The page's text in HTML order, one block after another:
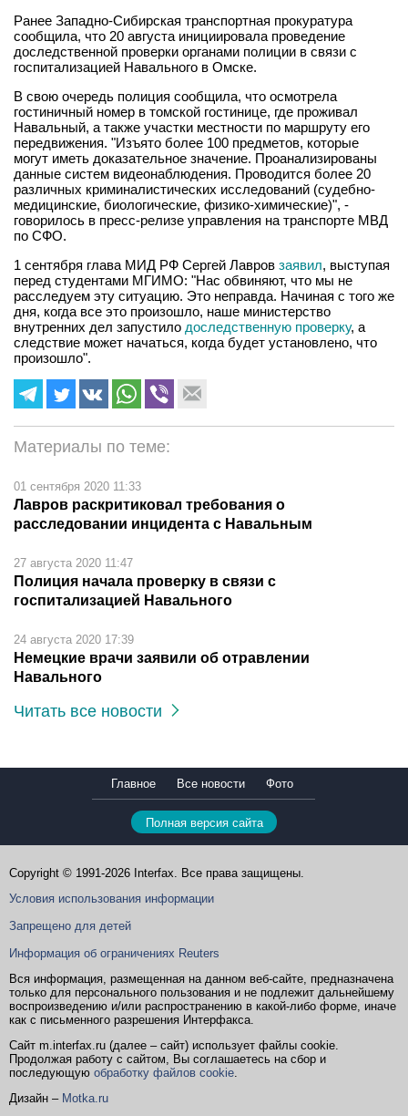
Ранее Западно-Сибирская транспортная прокуратура
сообщила, что 20 августа инициировала проведение
доследственной проверки органами полиции в связи с
госпитализацией Навального в Омске.
В свою очередь полиция сообщила, что осмотрела
гостиничный номер в томской гостинице, где проживал
Навальный, а также участки местности по маршруту его
передвижения. "Изъято более 100 предметов, которые
могут иметь доказательное значение. Проанализированы
данные систем видеонаблюдения. Проводится более 20
различных криминалистических исследований (судебно-
медицинские, биологические, физико-химические)", -
говорилось в пресс-релизе управления на транспорте МВД
по СФО.
1 сентября глава МИД РФ Сергей Лавров заявил, выступая
перед студентами МГИМО: "Нас обвиняют, что мы не
расследуем эту ситуацию. Это неправда. Начиная с того же
дня, когда все это произошло, наше министерство
внутренних дел запустило доследственную проверку, а
следствие может начаться, когда будет установлено, что
произошло".
Материалы по теме:
01 сентября 2020 11:33
Лавров раскритиковал требования о
расследовании инцидента с Навальным
27 августа 2020 11:47
Полиция начала проверку в связи с
госпитализацией Навального
24 августа 2020 17:39
Немецкие врачи заявили об отравлении
Навального
Читать все новости
Главное Все новости Фото
Полная версия сайта
Copyright © 1991-2026 Interfax. Все права защищены.
Условия использования информации
Запрещено для детей
Информация об ограничениях Reuters
Вся информация, размещенная на данном веб-сайте, предназначена
только для персонального пользования и не подлежит дальнейшему
воспроизведению и/или распространению в какой-либо форме, иначе
как с письменного разрешения Интерфакса.
Сайт m.interfax.ru (далее – сайт) использует файлы cookie.
Продолжая работу с сайтом, Вы соглашаетесь на сбор и
последующую обработку файлов cookie.
Дизайн – Motka.ru